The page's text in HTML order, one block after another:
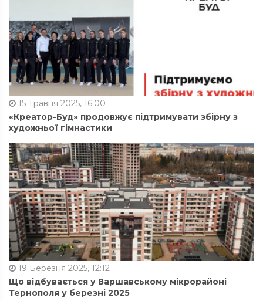
15 Травня 2025, 16:00
«Креатор-Буд» продовжує підтримувати збірну з
художньої гімнастики
19 Березня 2025, 12:12
Що відбувається у Варшавському мікрорайоні
Тернополя у березні 2025